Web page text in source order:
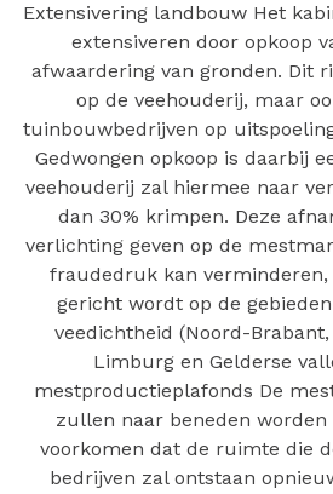
Extensivering landbouw Het
extensiveren door opkoop
afwaardering van gronden. Dit
op de veehouderij, maar
tuinbouwbedrijven op
Gedwongen opkoop is daarbij
veehouderij zal hiermee naar
dan 30% krimpen. Deze
verlichting geven op de
fraudedruk kan
gericht wordt op de
veedichtheid (Noord-
Limburg en Gelderse
mestproductieplafonds De
zullen naar beneden
voorkomen dat de ruimte die
bedrijven zal ontstaan